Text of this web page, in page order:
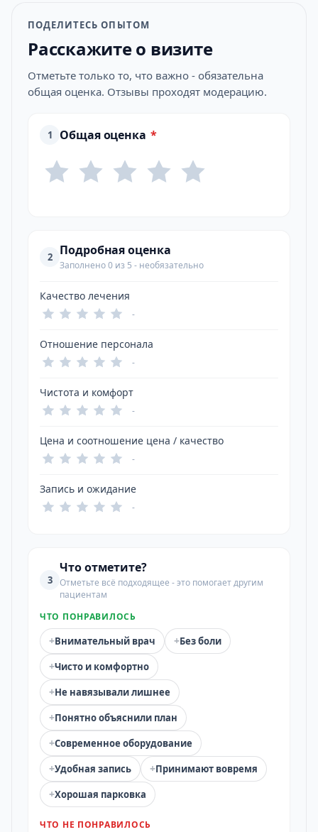
ПОДЕЛИТЕСЬ ОПЫТОМ
Расскажите о визите
Отметьте только то, что важно - обязательна
общая оценка. Отзывы проходят модерацию.
1 Общая оценка *
2 Подробная оценка
Заполнено 0 из 5 - необязательно
Качество лечения
-
Отношение персонала
-
Чистота и комфорт
-
Цена и соотношение цена / качество
-
Запись и ожидание
-
3
Что отметите?
Отметьте всё подходящее - это помогает другим
пациентам
ЧТО ПОНРАВИЛОСЬ
+Внимательный врач +Без боли
+Чисто и комфортно
+Не навязывали лишнее
+Понятно объяснили план
+Современное оборудование
+Удобная запись +Принимают вовремя
+Хорошая парковка
ЧТО НЕ ПОНРАВИЛОСЬ